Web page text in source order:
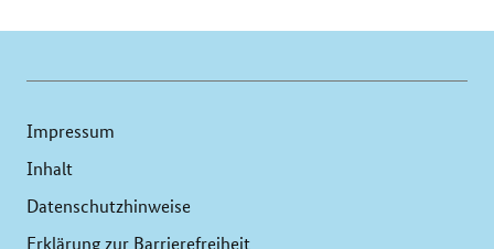
Impressum
Inhalt
Datenschutzhinweise
Erklärung zur Barrierefreiheit